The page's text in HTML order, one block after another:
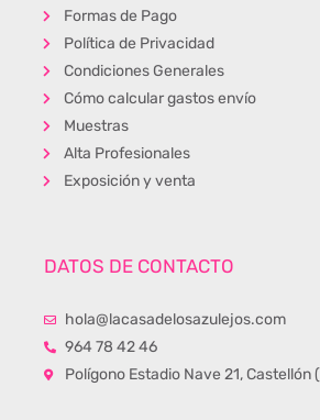
Formas de Pago
Política de Privacidad
Condiciones Generales
Cómo calcular gastos envío
Muestras
Alta Profesionales
Exposición y venta
DATOS DE CONTACTO
hola@lacasadelosazulejos.com
964 78 42 46
Polígono Estadio Nave 21, Castellón